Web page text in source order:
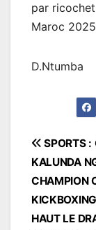
par
Maroc
D.Ntumba
de
l’article
SPORTS :
KALUNDA
CHAMPION
HAUT LE